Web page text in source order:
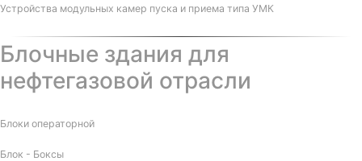
Устройства модульных камер пуска и приема типа УМК
Блочные здания для
нефтегазовой отрасли
Блоки операторной
Блок - Боксы